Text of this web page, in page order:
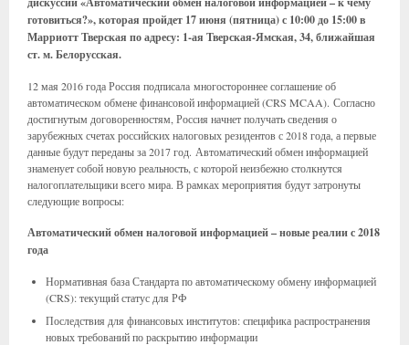
готовиться?», которая пройдет 17 июня (пятница) с 10:00 до 15:00 в
Марриотт Тверская по адресу: 1-ая Тверская-Ямская, 34, ближайшая
ст. м. Белорусская.
12 мая 2016 года Россия подписала многостороннее соглашение об
автоматическом обмене финансовой информацией (CRS MCAA). Согласно
достигнутым договоренностям, Россия начнет получать сведения о
зарубежных счетах российских налоговых резидентов с 2018 года, а первые
данные будут переданы за 2017 год. Автоматический обмен информацией
знаменует собой новую реальность, с которой неизбежно столкнутся
налогоплательщики всего мира. В рамках мероприятия будут затронуты
следующие вопросы:
Автоматический обмен налоговой информацией – новые реалии с 2018
года
Нормативная база Стандарта по автоматическому обмену информацией
(CRS): текущий статус для РФ
Последствия для финансовых институтов: специфика распространения
новых требований по раскрытию информации